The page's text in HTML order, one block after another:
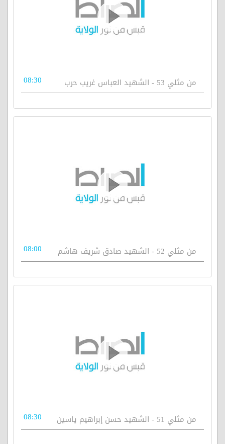
من مثلي 53 - الشهيد العباس غريب حرب 08:30
من مثلي 52 - الشهيد صادق شريف هاشم 08:00
من مثلي 51 - الشهيد حسن إبراهيم ياسين 08:30